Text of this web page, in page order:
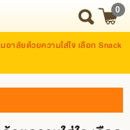
0
าลัยด้วยความใส่ใจ เลือก Snack